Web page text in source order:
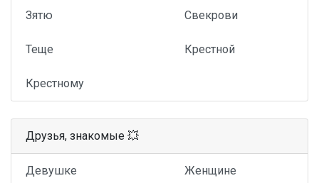
Зятю Свекрови
Теще Крестной
Крестному
Друзья, знакомые 💥
Девушке Женщине